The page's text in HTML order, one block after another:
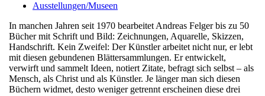
Ausstellungen/Museen
In manchen Jahren seit 1970 bearbeitet Andreas Felger bis zu 50
Bücher mit Schrift und Bild: Zeichnungen, Aquarelle, Skizzen,
Handschrift. Kein Zweifel: Der Künstler arbeitet nicht nur, er lebt
mit diesen gebundenen Blättersammlungen. Er entwickelt,
verwirft und sammelt Ideen, notiert Zitate, befragt sich selbst – als
Mensch, als Christ und als Künstler. Je länger man sich diesen
Büchern widmet, desto weniger getrennt erscheinen diese drei